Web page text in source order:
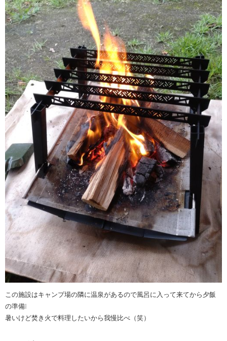
この施設はキャンプ場の隣に温泉があるので風呂に入って来てから夕飯
の準備❕
暑いけど焚き火で料理したいから我慢比べ（笑）